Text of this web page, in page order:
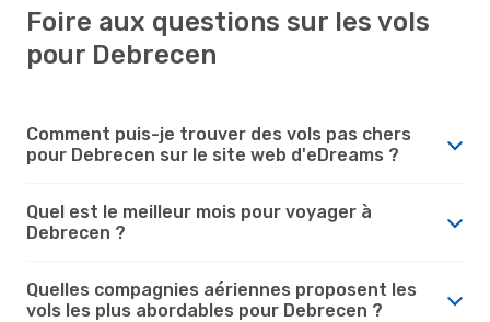
Foire aux questions sur les vols
pour Debrecen
Comment puis-je trouver des vols pas chers
pour Debrecen sur le site web d'eDreams ?
Quel est le meilleur mois pour voyager à
Debrecen ?
Quelles compagnies aériennes proposent les
vols les plus abordables pour Debrecen ?